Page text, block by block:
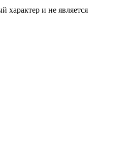
характер и не является